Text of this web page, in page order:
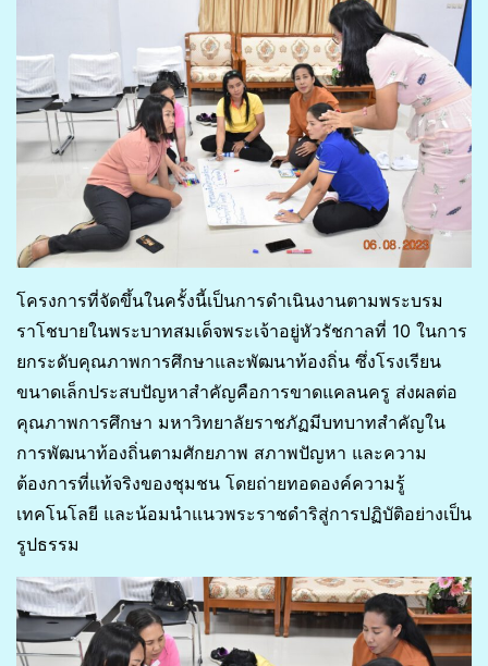
โครงการที่จัดขึ้นในครั้งนี้เป็นการดำเนินงานตามพระบรม
ราโชบายในพระบาทสมเด็จพระเจ้าอยู่หัวรัชกาลที่ 10 ในการ
ยกระดับคุณภาพการศึกษาและพัฒนาท้องถิ่น ซึ่งโรงเรียน
ขนาดเล็กประสบปัญหาสำคัญคือการขาดแคลนครู ส่งผลต่อ
คุณภาพการศึกษา มหาวิทยาลัยราชภัฏมีบทบาทสำคัญใน
การพัฒนาท้องถิ่นตามศักยภาพ สภาพปัญหา และความ
ต้องการที่แท้จริงของชุมชน โดยถ่ายทอดองค์ความรู้
เทคโนโลยี และน้อมนำแนวพระราชดำริสู่การปฏิบัติอย่างเป็น
รูปธรรม